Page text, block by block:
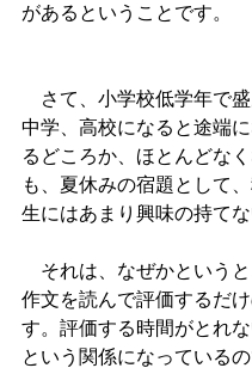
があるということです。
さて、小学校低学年で
中学、高校になると途端
るどころか、ほとんどな
も、夏休みの宿題として
生にはあまり興味の持て
それは、なぜかという
作文を読んで評価するだ
す。評価する時間がとれ
という関係になっているの